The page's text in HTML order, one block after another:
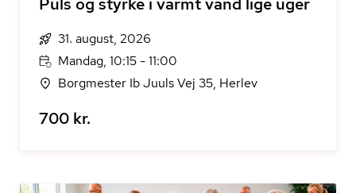
31. august, 2026
Mandag, 10:15 - 11:00
Borgmester Ib Juuls Vej 35, Herlev
700 kr.